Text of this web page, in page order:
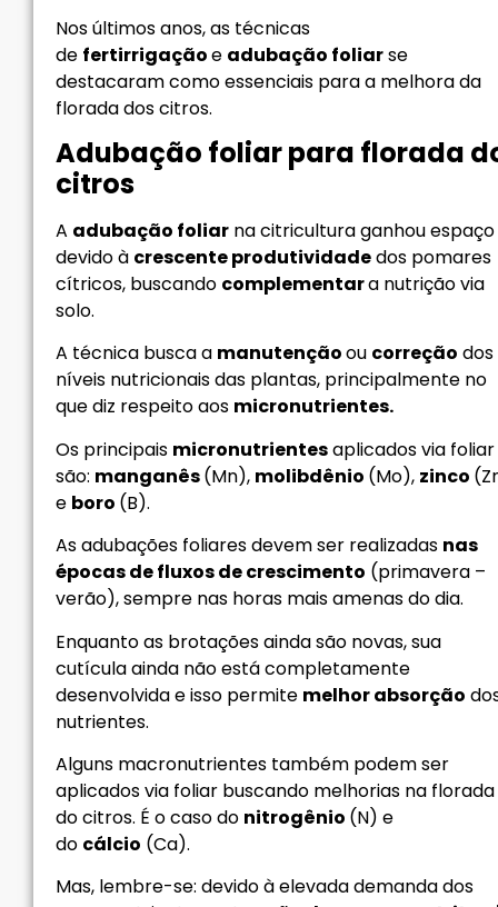
Nos últimos anos, as técnicas
de fertirrigaçãoe adubação foliarse
destacaram como essenciais para a melhora da
florada dos citros.
Adubação foliar para florada
citros
A adubação foliar na citricultura ganhou espaço
devido à crescente produtividadedos pomares
cítricos, buscando complementara nutrição via
solo.
A técnica busca a manutençãoou correção dos
níveis nutricionais das plantas, principalmente no
que diz respeito aos micronutrientes.
Os principais micronutrientesaplicados via foliar
são: manganês(Mn), molibdênio (Mo), zinco
e boro (B).
As adubações foliares devem ser realizadas nas
épocas de fluxos de crescimento (primavera –
verão), sempre nas horas mais amenas do dia.
Enquanto as brotações ainda são novas, sua
cutícula ainda não está completamente
desenvolvida e isso permite melhor absorção
nutrientes.
Alguns macronutrientes também podem ser
aplicados via foliar buscando melhorias na florada
do citros. É o caso do nitrogênio (N) e
do cálcio (Ca).
Mas, lembre-se: devido à elevada demanda dos